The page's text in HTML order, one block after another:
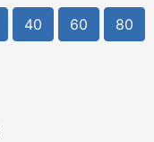
40 60 80